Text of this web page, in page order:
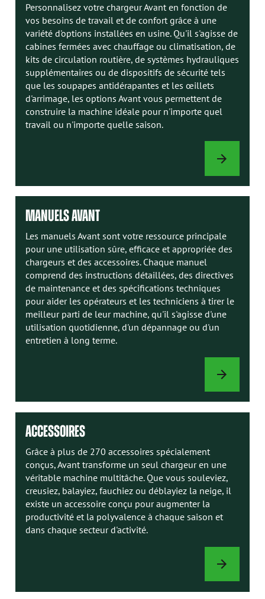
Personnalisez votre chargeur Avant en fonction de
vos besoins de travail et de confort grâce à une
variété d'options installées en usine. Qu'il s'agisse de
cabines fermées avec chauffage ou climatisation, de
kits de circulation routière, de systèmes hydrauliques
supplémentaires ou de dispositifs de sécurité tels
que les soupapes antidérapantes et les œillets
d'arrimage, les options Avant vous permettent de
construire la machine idéale pour n'importe quel
travail ou n'importe quelle saison.
OPTIONS
CHARGEUR
MANUELS AVANT
Les manuels Avant sont votre ressource principale
pour une utilisation sûre, efficace et appropriée des
chargeurs et des accessoires. Chaque manuel
comprend des instructions détaillées, des directives
de maintenance et des spécifications techniques
pour aider les opérateurs et les techniciens à tirer le
meilleur parti de leur machine, qu'il s'agisse d'une
utilisation quotidienne, d'un dépannage ou d'un
entretien à long terme.
MANUELS
ACCESSOIRES
Grâce à plus de 270 accessoires spécialement
conçus, Avant transforme un seul chargeur en une
véritable machine multitâche. Que vous souleviez,
creusiez, balayiez, fauchiez ou déblayiez la neige, il
existe un accessoire conçu pour augmenter la
productivité et la polyvalence à chaque saison et
dans chaque secteur d'activité.
ACCESSOIRES